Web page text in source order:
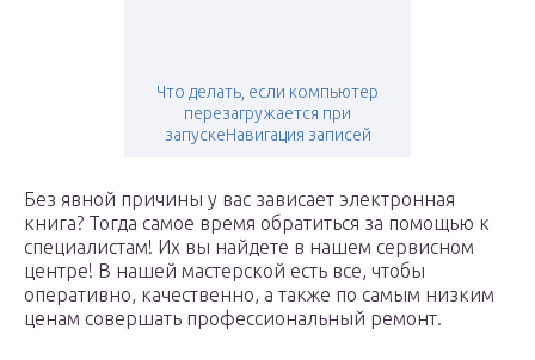
Что делать, если компьютер
перезагружается при
запускеНавигация записей
Без явной причины у вас зависает электронная
книга? Тогда самое время обратиться за помощью к
специалистам! Их вы найдете в нашем сервисном
центре! В нашей мастерской есть все, чтобы
оперативно, качественно, а также по самым низким
ценам совершать профессиональный ремонт.